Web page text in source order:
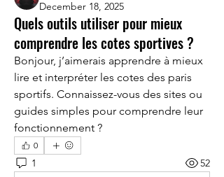
December 18, 2025
Quels outils utiliser pour mieux
comprendre les cotes sportives ?
Bonjour, j’aimerais apprendre à mieux
lire et interpréter les cotes des paris
sportifs. Connaissez-vous des sites ou
guides simples pour comprendre leur
fonctionnement ?
0
1 52